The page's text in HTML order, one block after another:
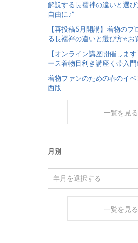
解説する長襦袢の違いと選び
自由に♪”
【再投稿5月開講】着物のプ
る長襦袢の違いと選び方⭐️お
【オンライン講座開催しま
ース着物目利き講座く帯入門
着物ファンのための春のイ
西版
一覧を見る
月別
一覧を見る